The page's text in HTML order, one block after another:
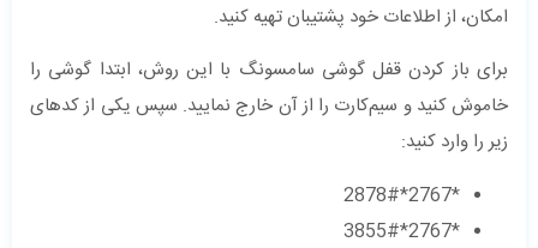
امکان، از اطلاعات خود پشتیبان تهیه کنید.
برای باز کردن قفل گوشی سامسونگ با این روش، ابتدا گوشی را
خاموش کنید و سیم‌کارت را از آن خارج نمایید. سپس یکی از کدهای
زیر را وارد کنید:
*2767*2878#
*2767*3855#